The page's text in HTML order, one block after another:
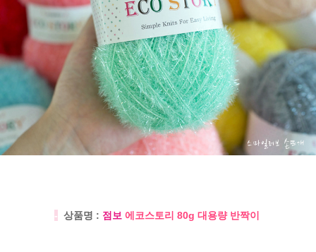
- 상품명 : 점보 에코스토리 80g 대용량 반짝이